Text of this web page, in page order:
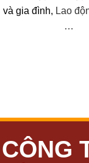
và gia đình, Lao
…
CÔNG